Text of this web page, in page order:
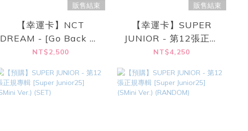
販售結束
【幸運卡】NCT
DREAM - [Go Back To
The Future] 一鍵畢業
NT$2,500
販售結束
【幸運卡】SUPER
JUNIOR - 第12張正規
專輯 [Super Junior25]
(SET)
NT$4,250